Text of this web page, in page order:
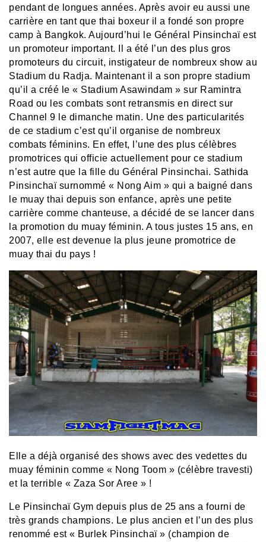
pendant de longues années. Après avoir eu aussi une
carrière en tant que thai boxeur il a fondé son propre
camp à Bangkok. Aujourd’hui le Général Pinsinchaï est
un promoteur important. Il a été l’un des plus gros
promoteurs du circuit, instigateur de nombreux show au
Stadium du Radja. Maintenant il a son propre stadium
qu’il a créé le « Stadium Asawindam » sur Ramintra
Road ou les combats sont retransmis en direct sur
Channel 9 le dimanche matin. Une des particularités
de ce stadium c’est qu’il organise de nombreux
combats féminins. En effet, l’une des plus célèbres
promotrices qui officie actuellement pour ce stadium
n’est autre que la fille du Général Pinsinchai. Sathida
Pinsinchaï surnommé « Nong Aim » qui a baigné dans
le muay thai depuis son enfance, après une petite
carrière comme chanteuse, a décidé de se lancer dans
la promotion du muay féminin. A tous justes 15 ans, en
2007, elle est devenue la plus jeune promotrice de
muay thai du pays !
Elle a déjà organisé des shows avec des vedettes du
muay féminin comme « Nong Toom » (célèbre travesti)
et la terrible « Zaza Sor Aree » !
Le Pinsinchaï Gym depuis plus de 25 ans a fourni de
très grands champions. Le plus ancien et l’un des plus
renommé est « Burlek Pinsinchaï » (champion de